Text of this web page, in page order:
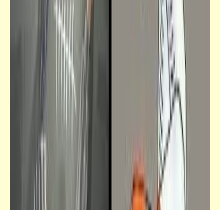
فيدراديو
المهندس الجنوب أفريقي الأزهري "عبد الرحمن
سادين" تلميذ "عبد الباسط" القارئ الأول حالياً
على مستوى العالم